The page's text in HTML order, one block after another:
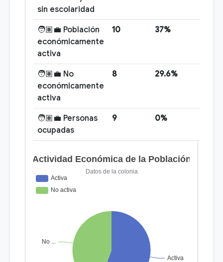
sin escolaridad
🧑🏽‍💼 Población
económicamente
activa
10 37%
🧑🏽‍💼 No
económicamente
activa
8 29.6%
🧑🏽‍💼 Personas
ocupadas
9 0%